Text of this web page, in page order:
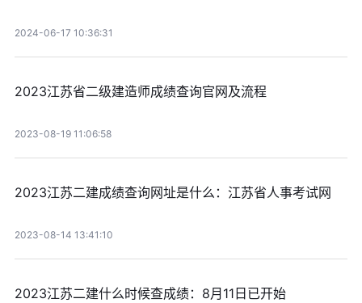
2024-06-17 10:36:31
2023江苏省二级建造师成绩查询官网及流程
2023-08-19 11:06:58
2023江苏二建成绩查询网址是什么：江苏省人事考试网
2023-08-14 13:41:10
2023江苏二建什么时候查成绩：8月11日已开始